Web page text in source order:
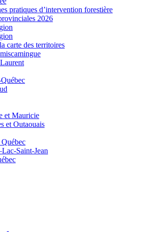
pratiques d’intervention forestière
2026
carte des territoires
et Mauricie
et Outaouais
Saint-Jean